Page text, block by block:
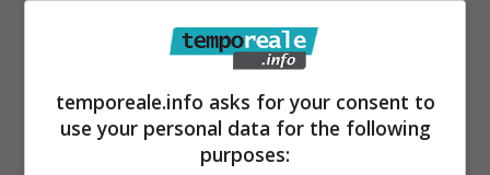
temporeale.info asks for your consent to
use your personal data for the following
purposes: